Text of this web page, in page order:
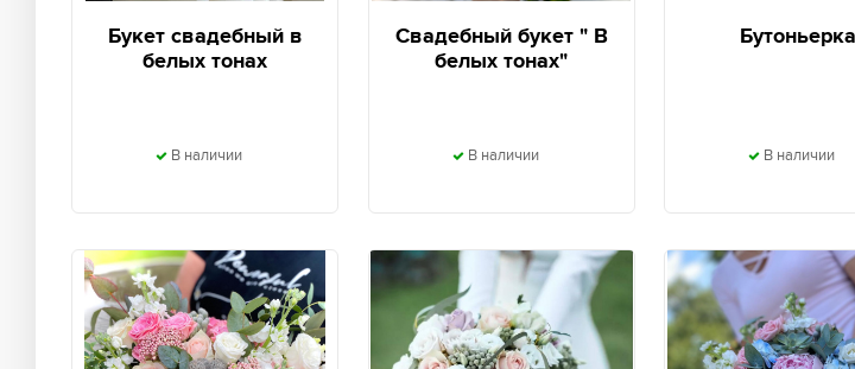
Букет свадебный в
белых тонах
В наличии
Свадебный букет " В
белых тонах"
В наличии
Бутоньерка
В наличии